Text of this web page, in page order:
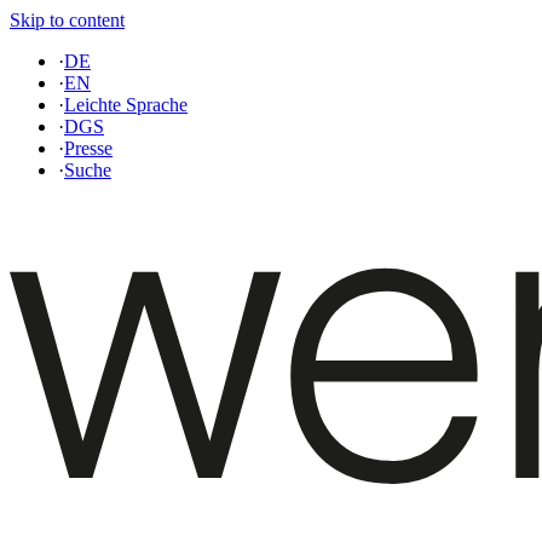
Skip to content
·DE
·EN
·Leichte Sprache
·DGS
·Presse
·Suche